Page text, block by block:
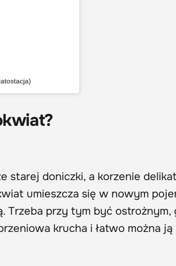
starej doniczki, a korzenie
umieszcza się w nowym
Trzeba przy tym być ostrożnym,
krucha i łatwo można ją